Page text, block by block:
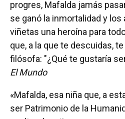
progres, Mafalda jamás
se ganó la inmortalidad y los
viñetas una heroína para
que, a la que te descuidas,
filósofa: "¿Qué te gustaría
El Mundo
«Mafalda, esa niña que, a
ser Patrimonio de la